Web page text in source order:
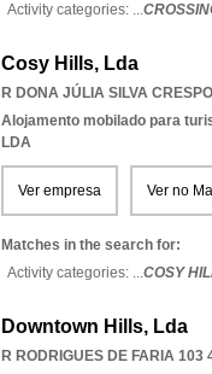
Activity categories: ...
Cosy Hills, Lda
R DONA JÚLIA SILVA
Alojamento mobilado para
LDA
Ver empresa Ver no
Matches in the search for:
Activity categories: ...COSY
Downtown Hills, Lda
R RODRIGUES DE FARIA 103